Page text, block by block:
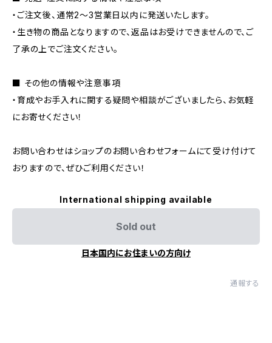
・ご注文後、通常2～3営業日以内に発送いたします。
・生き物の商品となりますので、返品はお受けできませんので、ご
了承の上でご注文ください。
■ その他の情報や注意事項
・育成やお手入れに関する疑問や相談がございましたら、お気軽
にお寄せください！
お問い合わせはショップのお問い合わせフォームにて受け付けて
おりますので、ぜひご利用ください！
International shipping available
Sold out
日本国内にお住まいの方向け
通報する